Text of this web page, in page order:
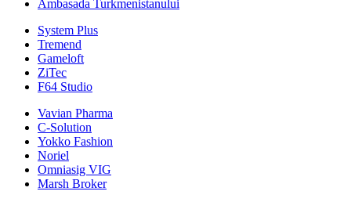
Ambasada Turkmenistanului
System Plus
Tremend
Gameloft
ZiTec
F64 Studio
Vavian Pharma
C-Solution
Yokko Fashion
Noriel
Omniasig VIG
Marsh Broker